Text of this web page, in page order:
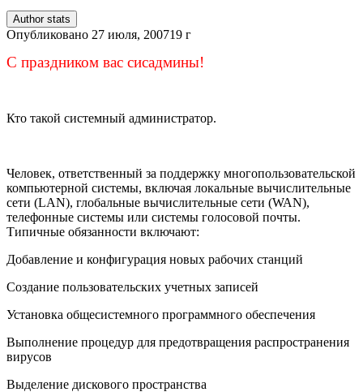
Author stats
Опубликовано 27 июля, 200719 г
С праздником вас сисадмины!
Кто такой системный администратор.
Человек, ответственный за поддержку многопользовательской
компьютерной системы, включая локальные вычислительные
сети (LAN), глобальные вычислительные сети (WAN),
телефонные системы или системы голосовой почты.
Типичные обязанности включают:
Добавление и конфигурация новых рабочих станций
Создание пользовательских учетных записей
Установка общесистемного программного обеспечения
Выполнение процедур для предотвращения распространения
вирусов
Выделение дискового пространства